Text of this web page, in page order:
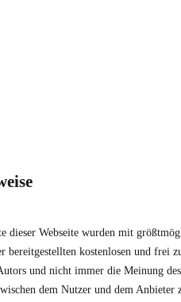
dieser Webseite wurden mit
kostenlosen und frei
und nicht immer die Meinung
dem Nutzer und dem Anbieter